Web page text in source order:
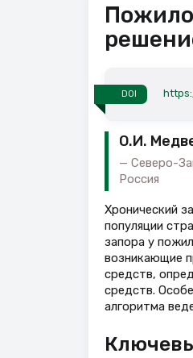
DOI
О.И.
Северо-
Россия
Хронический
популяции
запора у
возникающие
средств,
средств.
алгоритма